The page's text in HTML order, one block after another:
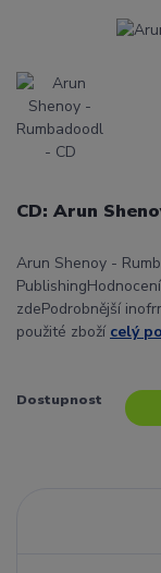
CD: Arun
Arun Shenoy -
zdePodrobnější
použité zboží celý
Dostupnost